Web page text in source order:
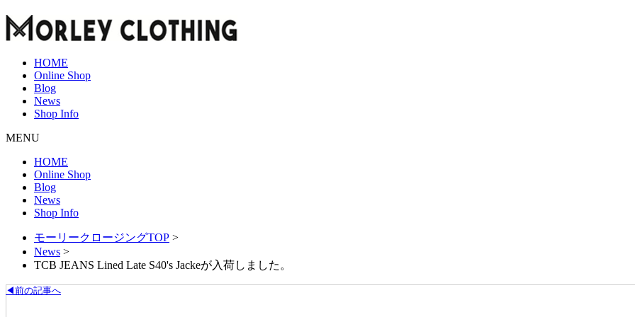
HOME
Online Shop
Blog
News
Shop Info
MENU
HOME
Online Shop
Blog
News
Shop Info
モーリークロージングTOP >
News >
TCB JEANS Lined Late S40's Jackeが入荷しました。
◀前の記事へ